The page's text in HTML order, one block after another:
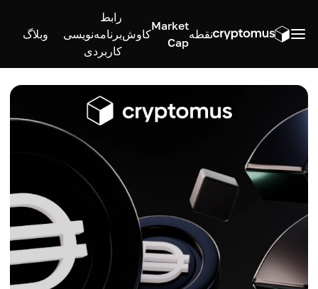
نقطه
Market
Cap
کاوش
رابط
برنامه‌نویسی
کاربردی
وبلاگ